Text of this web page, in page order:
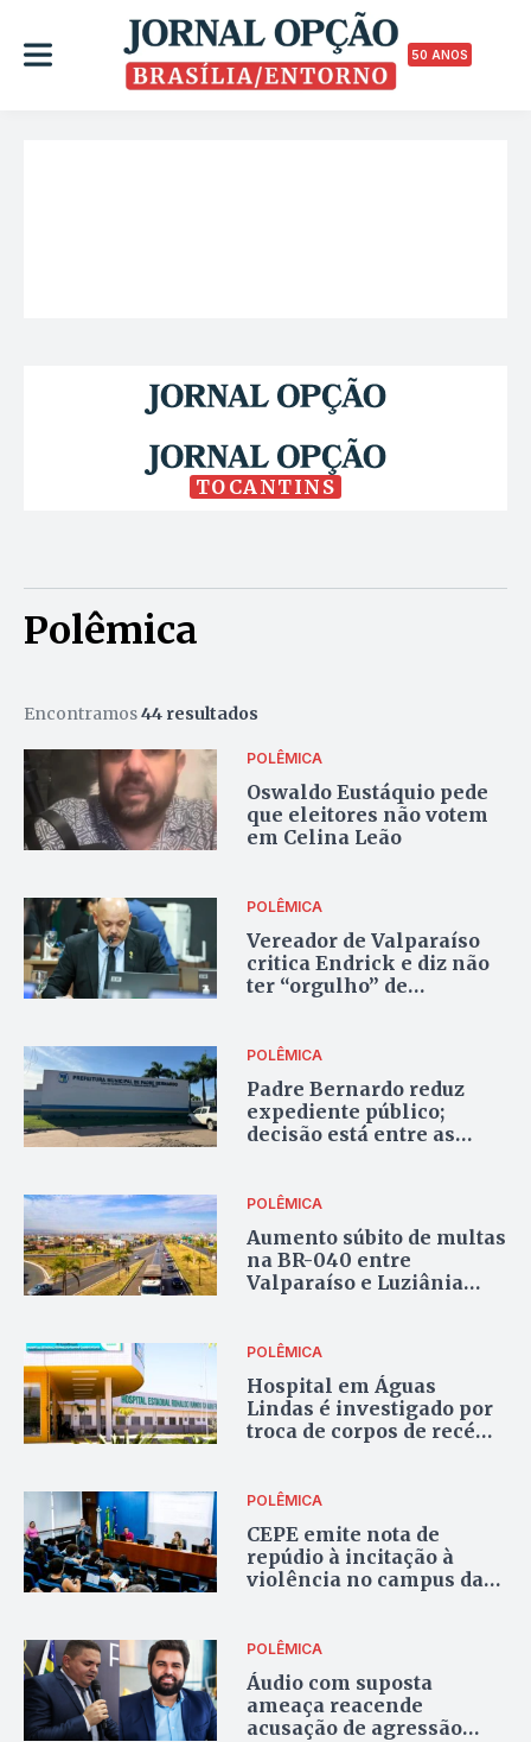
50 ANOS
TOCANTINS
Polêmica
Encontramos44 resultados
POLÊMICA
Oswaldo Eustáquio pede
que eleitores não votem
em Celina Leão
POLÊMICA
Vereador de Valparaíso
critica Endrick e diz não
ter “orgulho” de
POLÊMICA
Padre Bernardo reduz
expediente público;
decisão está entre as
POLÊMICA
Aumento súbito de multas
na BR-040 entre
Valparaíso e Luziânia
POLÊMICA
Hospital em Águas
Lindas é investigado por
troca de corpos de recém-
POLÊMICA
CEPE emite nota de
repúdio à incitação à
violência no campus da
POLÊMICA
Áudio com suposta
ameaça reacende
acusação de agressão